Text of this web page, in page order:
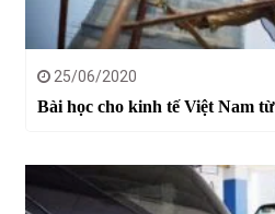
25/06/2020
Bài học cho kinh tế Việt Nam